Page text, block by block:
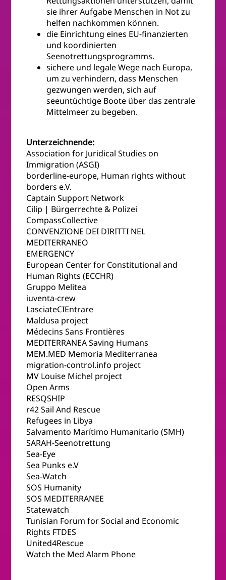
sie ihrer Aufgabe Menschen in Not zu
helfen nachkommen können.
die Einrichtung eines EU-finanzierten
und koordinierten
Seenotrettungsprogramms.
sichere und legale Wege nach Europa,
um zu verhindern, dass Menschen
gezwungen werden, sich auf
seeuntüchtige Boote über das zentrale
Mittelmeer zu begeben.
Unterzeichnende:
Association for Juridical Studies on
Immigration (ASGI)
borderline-europe, Human rights without
borders e.V.
Captain Support Network
Cilip | Bürgerrechte & Polizei
CompassCollective
CONVENZIONE DEI DIRITTI NEL
MEDITERRANEO
EMERGENCY
European Center for Constitutional and
Human Rights (ECCHR)
Gruppo Melitea
iuventa-crew
LasciateCIEntrare
Maldusa project
Médecins Sans Frontières
MEDITERRANEA Saving Humans
MEM.MED Memoria Mediterranea
migration-control.info project
MV Louise Michel project
Open Arms
RESQSHIP
r42 Sail And Rescue
Refugees in Libya
Salvamento Marítimo Humanitario (SMH)
SARAH-Seenotrettung
Sea-Eye
Sea Punks e.V
Sea-Watch
SOS Humanity
SOS MEDITERRANEE
Statewatch
Tunisian Forum for Social and Economic
Rights FTDES
United4Rescue
Watch the Med Alarm Phone